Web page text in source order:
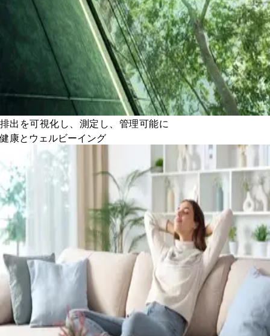
排出を可視化し、測定し、管理可能に
健康とウェルビーイング